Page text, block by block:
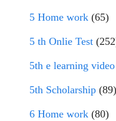
5 Home work (65)
5 th Onlie Test
5th e learning video
5th Scholarship (89)
6 Home work (80)